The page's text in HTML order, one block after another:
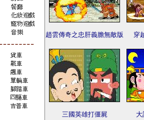
趙雲傳奇之忠肝義膽無敵版 穿
三國英雄打僵屍